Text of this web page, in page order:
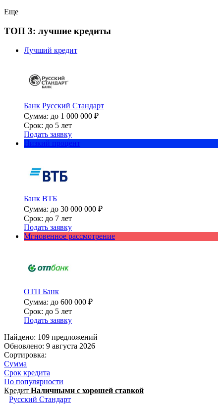
Еще
ТОП 3: лучшие кредиты
Лучший кредит
Банк Русский Стандарт
Сумма: до 1 000 000 ₽
Срок: до 5 лет
Подать заявку
Низкий процент
Банк ВТБ
Сумма: до 30 000 000 ₽
Срок: до 7 лет
Подать заявку
Мгновенное рассмотрение
ОТП Банк
Сумма: до 600 000 ₽
Срок: до 5 лет
Подать заявку
Найдено: 109 предложений
Обновлено: 9 августа 2026
Сортировка:
Сумма
Срок кредита
По популярности
Кредит Наличными с хорошей ставкой
Русский Стандарт